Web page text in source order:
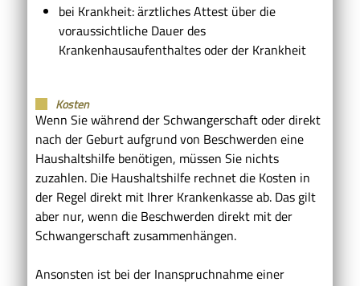
bei Krankheit: ärztliches Attest über die
voraussichtliche Dauer des
Krankenhausaufenthaltes oder der Krankheit
Kosten
Wenn Sie während der Schwangerschaft oder direkt
nach der Geburt aufgrund von Beschwerden eine
Haushaltshilfe benötigen, müssen Sie nichts
zuzahlen. Die Haushaltshilfe rechnet die Kosten in
der Regel direkt mit Ihrer Krankenkasse ab. Das gilt
aber nur, wenn die Beschwerden direkt mit der
Schwangerschaft zusammenhängen.
Ansonsten ist bei der Inanspruchnahme einer